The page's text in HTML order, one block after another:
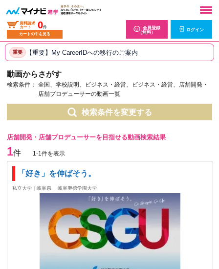
資料請求
カート
0件
カートの中を見る
会員登録
（無料）
ログイン
重要 【重要】My CareerIDへの移行のご案内
動画からさがす
検索条件：
全国、学校説明、ビジネス・経営、ビジネス・経営、店舗開発・
店舗プロデューサーの動画一覧
検索条件を変更する
店舗開発・店舗プロデューサーを目指せる動画検索結果
1件 1-1件を表示
「好き」を伸ばそう。
私立大学｜岐阜県 岐阜聖徳学園大学